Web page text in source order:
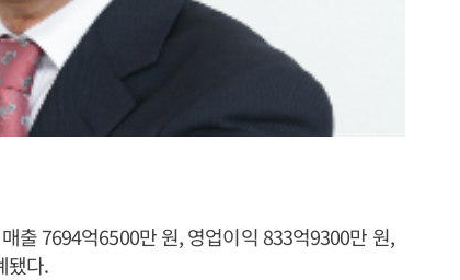
출 7694억6500만 원, 영업이익 833억9300만 원,
됐다.